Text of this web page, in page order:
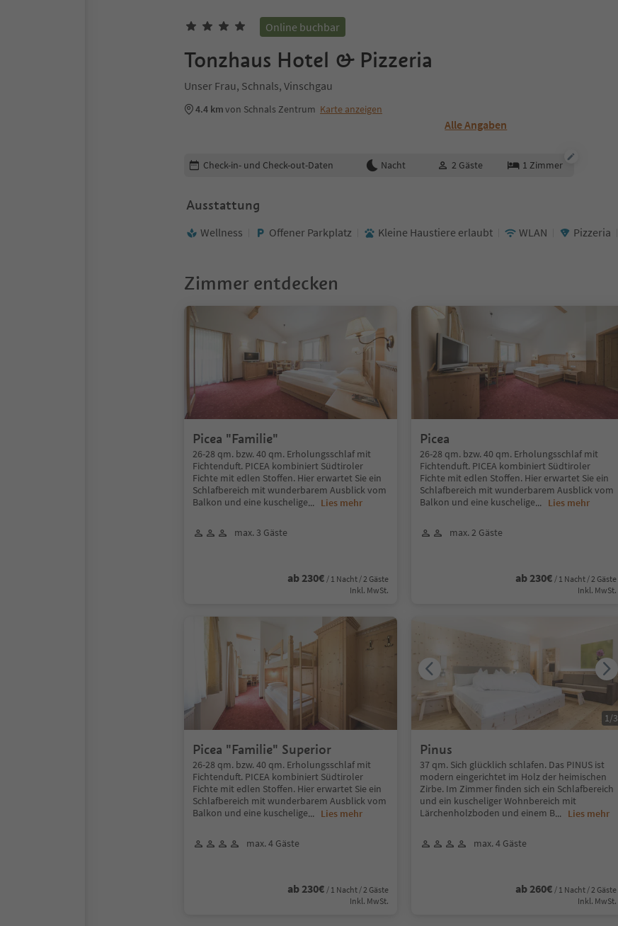
Online buchbar
Tonzhaus Hotel & Pizzeria
Unser Frau, Schnals, Vinschgau
4.4 kmvon Schnals Zentrum Karte anzeigen
Alle Angaben
Buchungsdetails bearbeiten
Check-in- und Check-out-Daten Nacht 2 Gäste 1 Zimmer
Ausstattung
Wellness Offener Parkplatz Kleine Haustiere erlaubt WLAN Pizzeria
Zimmer entdecken
Picea "Familie"
26-28 qm. bzw. 40 qm. Erholungsschlaf mit
Fichtenduft. PICEA kombiniert Südtiroler
Fichte mit edlen Stoffen. Hier erwartet Sie ein
Schlafbereich mit wunderbarem Ausblick vom
Balkon und eine kuschelige... Lies mehr
max. 3 Gäste
ab 230€ / 1 Nacht / 2 Gäste
Inkl. MwSt.
Picea
26-28 qm. bzw. 40 qm. Erholungsschlaf mit
Fichtenduft. PICEA kombiniert Südtiroler
Fichte mit edlen Stoffen. Hier erwartet Sie ein
Schlafbereich mit wunderbarem Ausblick vom
Balkon und eine kuschelige... Lies mehr
max. 2 Gäste
ab 230€ / 1 Nacht / 2 Gäste
Inkl. MwSt.
Picea "Familie" Superior
26-28 qm. bzw. 40 qm. Erholungsschlaf mit
Fichtenduft. PICEA kombiniert Südtiroler
Fichte mit edlen Stoffen. Hier erwartet Sie ein
Schlafbereich mit wunderbarem Ausblick vom
Balkon und eine kuschelige... Lies mehr
max. 4 Gäste
ab 230€ / 1 Nacht / 2 Gäste
Inkl. MwSt.
Pinus
37 qm. Sich glücklich schlafen. Das PINUS ist
modern eingerichtet im Holz der heimischen
Zirbe. Im Zimmer finden sich ein Schlafbereich
und ein kuscheliger Wohnbereich mit
Lärchenholzboden und einem B... Lies mehr
max. 4 Gäste
ab 260€ / 1 Nacht / 2 Gäste
Inkl. MwSt.
1/3